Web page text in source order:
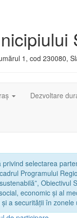
1, cod 230080,
Dezvoltare
privind selectarea
Programului
Obiectivul
economic și al
a securității în zonele